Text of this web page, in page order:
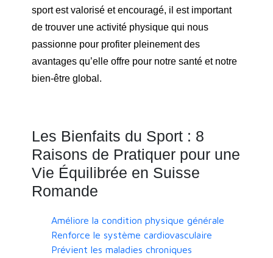
sport est valorisé et encouragé, il est important
de trouver une activité physique qui nous
passionne pour profiter pleinement des
avantages qu’elle offre pour notre santé et notre
bien-être global.
Les Bienfaits du Sport : 8
Raisons de Pratiquer pour une
Vie Équilibrée en Suisse
Romande
Améliore la condition physique générale
Renforce le système cardiovasculaire
Prévient les maladies chroniques